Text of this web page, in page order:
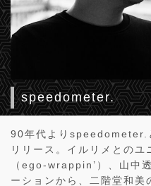
speedometer.
90年代よりspeedometer.
リリース。イルリメとの
（ego-wrappin’）、山中
ーションから、二階堂和美